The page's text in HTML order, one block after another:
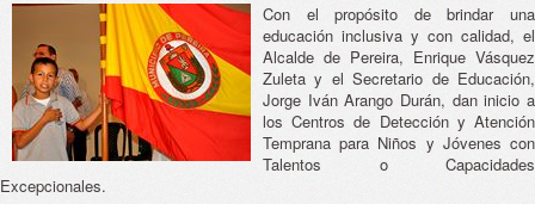
Con el propósito de brindar una
educación inclusiva y con calidad, el
Alcalde de Pereira, Enrique Vásquez
Zuleta y el Secretario de Educación,
Jorge Iván Arango Durán, dan inicio a
los Centros de Detección y Atención
Temprana para Niños y Jóvenes con
Talentos o Capacidades
Excepcionales.